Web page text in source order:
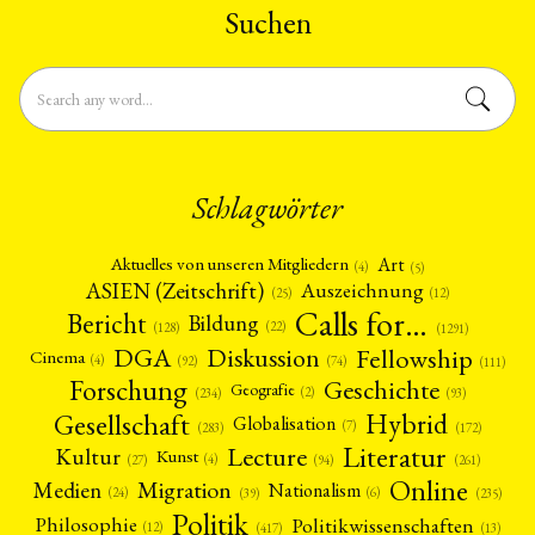
Suchen
Schlagwörter
Aktuelles von unseren Mitgliedern (4) Art (5)
ASIEN (Zeitschrift) (25) Auszeichnung (12)
Bericht (128) Bildung (22) Calls for… (1291)
Cinema (4) DGA (92) Diskussion (74) Fellowship (111)
Forschung (234) Geografie (2) Geschichte (93)
Gesellschaft (283) Globalisation (7) Hybrid (172)
Kultur (27) Kunst (4) Lecture (94) Literatur (261)
Medien (24) Migration (39) Nationalism (6) Online (235)
Philosophie (12) Politik (417) Politikwissenschaften (13)